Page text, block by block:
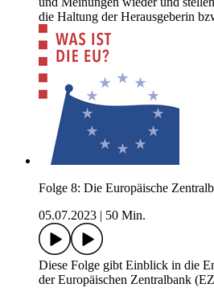
die Haltung der Herausgeberin
Folge 8: Die Europäische
05.07.2023 | 50 Min.
Diese Folge gibt Einblick in die
der Europäischen Zentralbank